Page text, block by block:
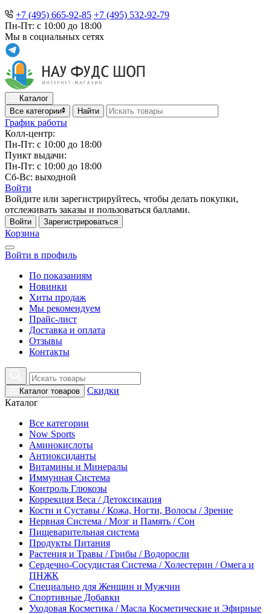
+7 (495) 665-92-85 +7 (495) 532-92-79
Пн-Пт: с 10:00 до 18:00
Мы в социальных сетях
Каталог
Все категории
Найти
График работы
Колл-центр:
Пн-Пт: с 10:00 до 18:00
Пункт выдачи:
Пн-Пт: с 10:00 до 18:00
Сб-Вс: выходной
Войти
Войдите или зарегистрируйтесь, чтобы делать покупки,
отслеживать заказы и пользоваться баллами.
Войти Зарегистрироваться
Корзина
Войти в профиль
По показаниям
Новинки
Хиты продаж
Мы рекомендуем
Прайс-лист
Доставка и оплата
Отзывы
Контакты
Каталог товаров
Скидки
Каталог
Все категории
Now Sports
Аминокислоты
Антиоксиданты
Витамины и Минералы
Иммунная Система
Контроль Глюкозы
Коррекция Веса / Детоксикация
Кости и Суставы / Кожа, Ногти, Волосы / Зрение
Нервная Система / Мозг и Память / Сон
Пищеварительная система
Продукты Питания
Растения и Травы / Грибы / Водоросли
Сердечно-Сосудистая Система / Холестерин / Омега и
ПНЖК
Специально для Женщин и Мужчин
Спортивные Добавки
Уходовая Косметика / Масла Косметические и Эфирные